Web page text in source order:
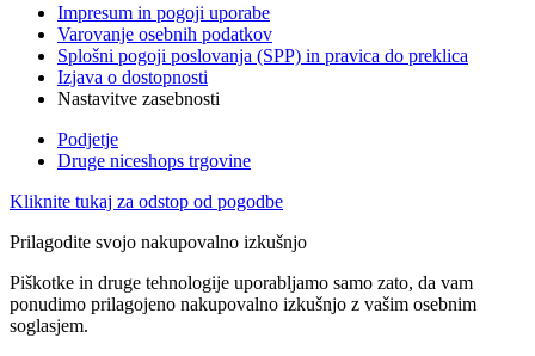
Impresum in pogoji uporabe
Varovanje osebnih podatkov
Splošni pogoji poslovanja (SPP) in pravica do preklica
Izjava o dostopnosti
Nastavitve zasebnosti
Podjetje
Druge niceshops trgovine
Kliknite tukaj za odstop od pogodbe
Prilagodite svojo nakupovalno izkušnjo
Piškotke in druge tehnologije uporabljamo samo zato, da vam
ponudimo prilagojeno nakupovalno izkušnjo z vašim osebnim
soglasjem.